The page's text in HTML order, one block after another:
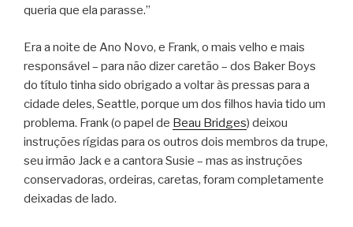
queria que ela parasse.”
Era a noite de Ano Novo, e Frank, o mais velho e mais
responsável – para não dizer caretão – dos Baker Boys
do título tinha sido obrigado a voltar às pressas para a
cidade deles, Seattle, porque um dos filhos havia tido um
problema. Frank (o papel de Beau Bridges) deixou
instruções rígidas para os outros dois membros da trupe,
seu irmão Jack e a cantora Susie – mas as instruções
conservadoras, ordeiras, caretas, foram completamente
deixadas de lado.